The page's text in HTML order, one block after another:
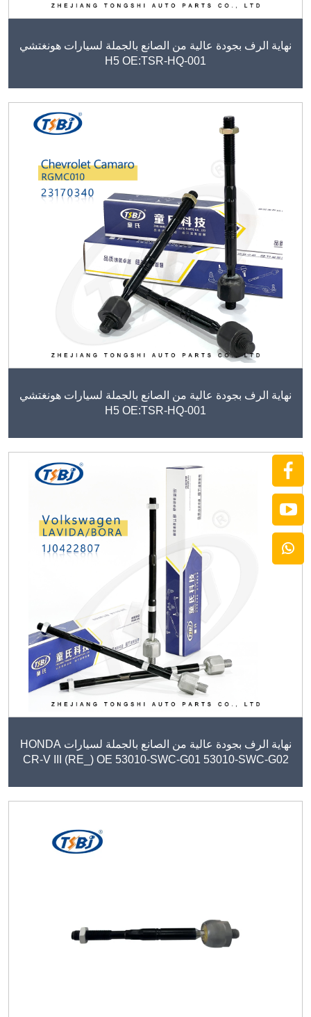
نهاية الرف بجودة عالية من الصانع بالجملة لسيارات هونغتشي
H5 OE:TSR-HQ-001
نهاية الرف بجودة عالية من الصانع بالجملة لسيارات هونغتشي
H5 OE:TSR-HQ-001
نهاية الرف بجودة عالية من الصانع بالجملة لسيارات HONDA
CR-V III (RE_) OE 53010-SWC-G01 53010-SWC-G02